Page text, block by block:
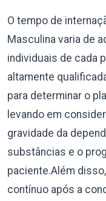
O tempo de
Masculina varia de
individuais de cada
altamente
para determinar o
levando em
gravidade da
substâncias e o
paciente.Além
contínuo após a